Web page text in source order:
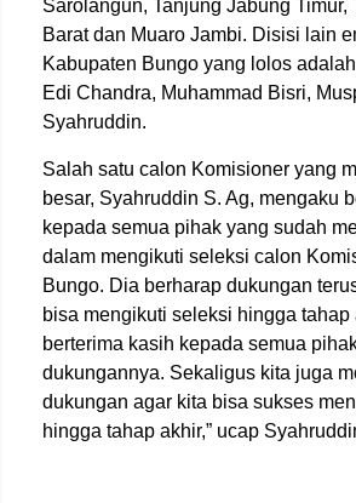
Sarolangun, Tanjung Jabung Timur,
Barat dan Muaro Jambi. Disisi lain
Kabupaten Bungo yang lolos
Edi Chandra, Muhammad Bisri,
Syahruddin.
Salah satu calon Komisioner yang
besar, Syahruddin S. Ag, mengaku
kepada semua pihak yang sudah
dalam mengikuti seleksi calon
Bungo. Dia berharap dukungan
bisa mengikuti seleksi hingga tahap
berterima kasih kepada semua
dukungannya. Sekaligus kita juga
dukungan agar kita bisa sukses
hingga tahap akhir,” ucap